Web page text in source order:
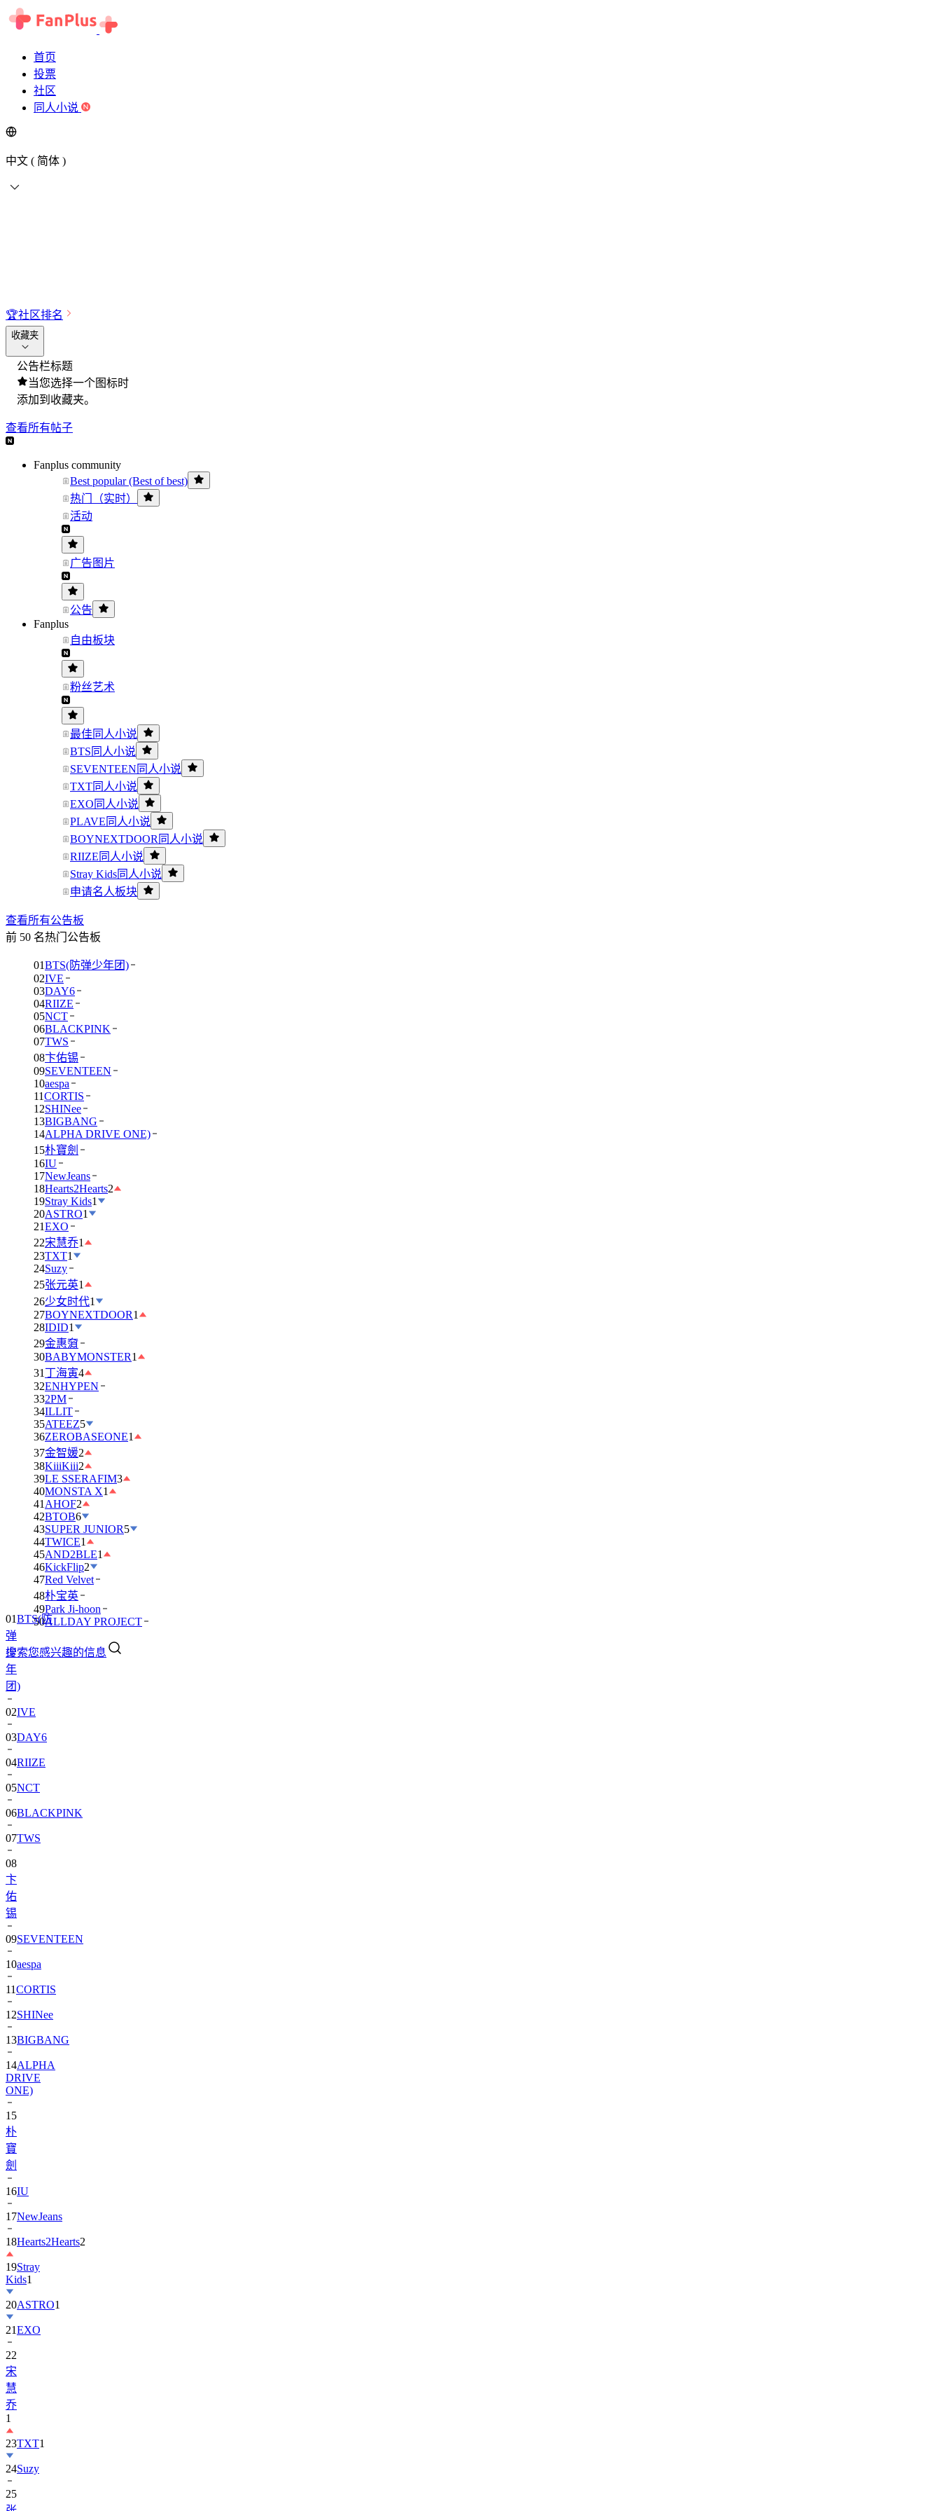
首页
投票
社区
同人小说
中文 ( 简体 )
🏆社区排名
收藏夹
公告栏标题
当您选择一个图标时
添加到收藏夹。
查看所有帖子
Fanplus community
Best popular (Best of best)
热门（实时）
活动
广告图片
公告
Fanplus
自由板块
粉丝艺术
最佳同人小说
BTS同人小说
SEVENTEEN同人小说
TXT同人小说
EXO同人小说
PLAVE同人小说
BOYNEXTDOOR同人小说
RIIZE同人小说
Stray Kids同人小说
申请名人板块
查看所有公告板
前 50 名热门公告板
01BTS(防弹少年团)
02IVE
03DAY6
04RIIZE
05NCT
06BLACKPINK
07TWS
08卞佑锡
09SEVENTEEN
10aespa
11CORTIS
12SHINee
13BIGBANG
14ALPHA DRIVE ONE)
15朴寶劍
16IU
17NewJeans
18Hearts2Hearts2
19Stray Kids1
20ASTRO1
21EXO
22宋慧乔1
23TXT1
24Suzy
25张元英1
26少女时代1
27BOYNEXTDOOR1
28IDID1
29金惠奫
30BABYMONSTER1
31 丁海寅4
32ENHYPEN
332PM
34ILLIT
35ATEEZ5
36ZEROBASEONE1
37金智媛2
38KiiiKiii2
39LE SSERAFIM3
40MONSTA X1
41 AHOF2
42BTOB6
43SUPER JUNIOR5
44TWICE1
45AND2BLE1
46KickFlip2
47Red Velvet
48朴宝英
49Park Ji-hoon
50ALLDAY PROJECT
搜索您感兴趣的信息
01BTS(防
弹
少
年
团)
02IVE
03DAY6
04RIIZE
05NCT
06BLACKPINK
07TWS
08
卞
佑
锡
09SEVENTEEN
10aespa
11CORTIS
12SHINee
13BIGBANG
14ALPHA
DRIVE
ONE)
15
朴
寶
劍
16IU
17NewJeans
18Hearts2Hearts2
19Stray
Kids1
20ASTRO1
21EXO
22
宋
慧
乔
1
23TXT1
24Suzy
25